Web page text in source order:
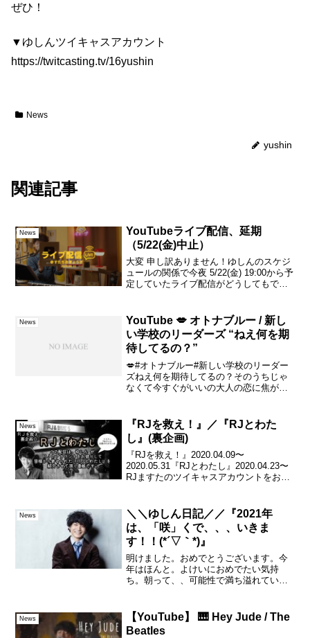
ぜひ！
▼ゆしんツイキャスアカウント
https://twitcasting.tv/16yushin
News
yushin
関連記事
News
YouTubeライブ配信、延期
（5/22(金)中止）
大変 申し訳ありません！ゆしんのスケジ
ュールの関係で今夜 5/22(金) 19:00から予
定していたライブ配信がどうしてもでき
て告知致します！取り急ぎ、ご連絡まで
🙇🏻‍...
News
YouTube 💋 オトナブルー / 新し
い学校のリーダーズ “ねえ何を期
待してるの？”
💋#オトナブルー#新しい学校のリーダー
ズねえ何を期待してるの？そのうちじゃ
なくて今すぐがいいの大人の恋に焦がれ
ンス #otonablue #atarashiig...
News
『RJを救え！』／『RJとわた
し』(裏企画)
『RJを救え！』2020.04.09〜
2020.05.31『RJとわたし』2020.04.23〜
RJますたのツイキャスアカウントをお借
覚で、ゆっくりお聴きくださいま...
News
＼＼ゆしん日記／／『2021年
は、「咲」くで、、、いきま
す！！(*´▽｀*)』
明けました。おめでとうございます。今
年はほんと。よけいにおめでたい気持
ち。朝って、、可能性で満ち溢れている
で、、みんな、一様に希望を持っている
はず、、今年は特に。そんなみんな...
News
【YouTube】 🎹 Hey Jude / The
Beatles